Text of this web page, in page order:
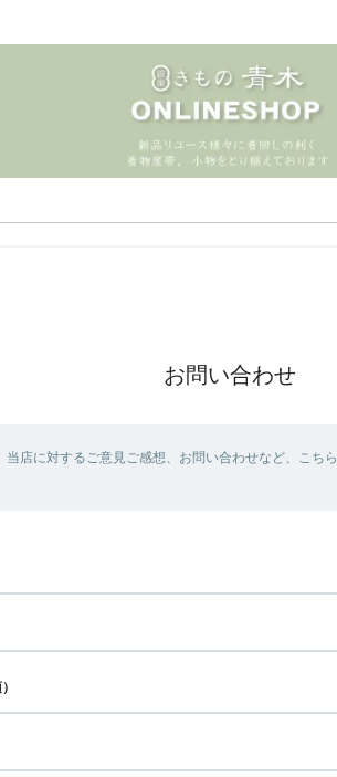
お問い合わせ
当店に対するご意見ご感想、お問い合わせなど、こち